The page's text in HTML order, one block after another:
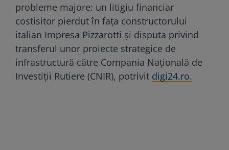
probleme majore: un litigiu financiar
costisitor pierdut în fața constructorului
italian Impresa Pizzarotti și disputa privind
transferul unor proiecte strategice de
infrastructură către Compania Națională de
Investiții Rutiere (CNIR), potrivit digi24.ro.